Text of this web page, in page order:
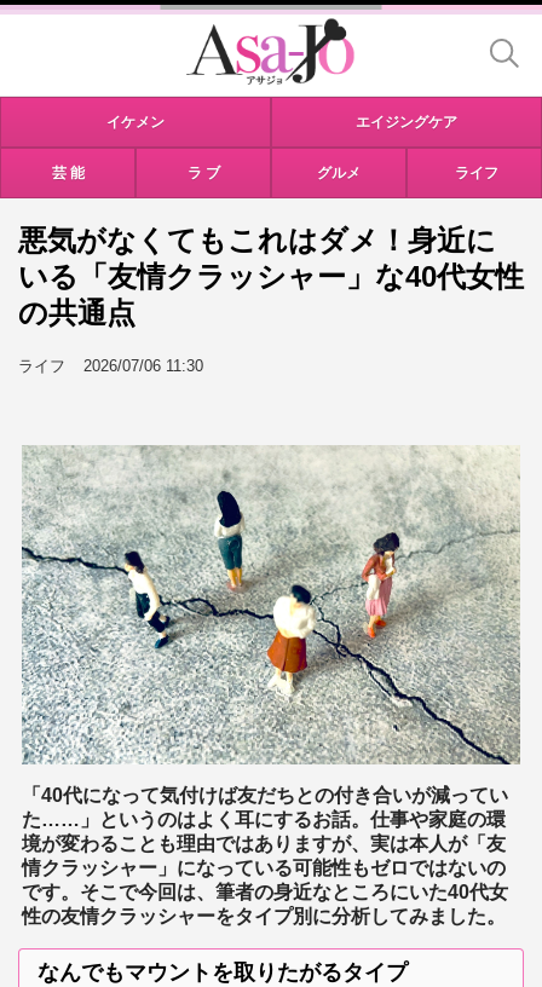
イケメン エイジングケア
芸 能 ラ ブ グルメ ライフ
悪気がなくてもこれはダメ！身近に
いる「友情クラッシャー」な40代女性
の共通点
ライフ 2026/07/06 11:30
「40代になって気付けば友だちとの付き合いが減ってい
た……」というのはよく耳にするお話。仕事や家庭の環
境が変わることも理由ではありますが、実は本人が「友
情クラッシャー」になっている可能性もゼロではないの
です。そこで今回は、筆者の身近なところにいた40代女
性の友情クラッシャーをタイプ別に分析してみました。
なんでもマウントを取りたがるタイプ